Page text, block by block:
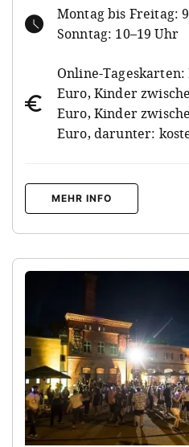
Montag bis Freitag:
Sonntag: 10–19 Uhr
Online-Tageskarten:
Euro, Kinder
Euro, Kinder
Euro, darunter:
MEHR INFO